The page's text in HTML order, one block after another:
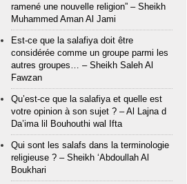
ramené une nouvelle religion” – Sheikh
Muhammed Aman Al Jami
Est-ce que la salafiya doit être
considérée comme un groupe parmi les
autres groupes… – Sheikh Saleh Al
Fawzan
Qu’est-ce que la salafiya et quelle est
votre opinion à son sujet ? – Al Lajna d
Da’ima lil Bouhouthi wal Ifta
Qui sont les salafs dans la terminologie
religieuse ? – Sheikh ‘Abdoullah Al
Boukhari